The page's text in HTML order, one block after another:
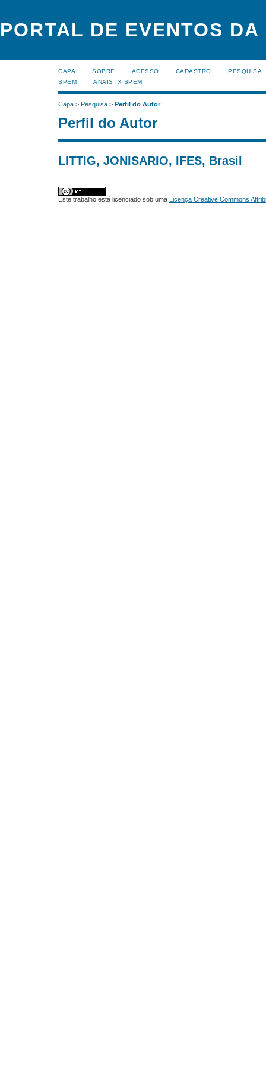
PORTAL DE EVENTOS DA
CAPA SOBRE ACESSO CADASTRO
PESQUISA
SPEM
ANAIS IX SPEM
Capa > Pesquisa > Perfil do Autor
Perfil do Autor
LITTIG, JONISARIO, IFES, Brasil
Este trabalho está licenciado sob uma Licença Creative Commons